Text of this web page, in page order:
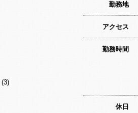
(3)
勤務地
アクセス
勤務時間
休日